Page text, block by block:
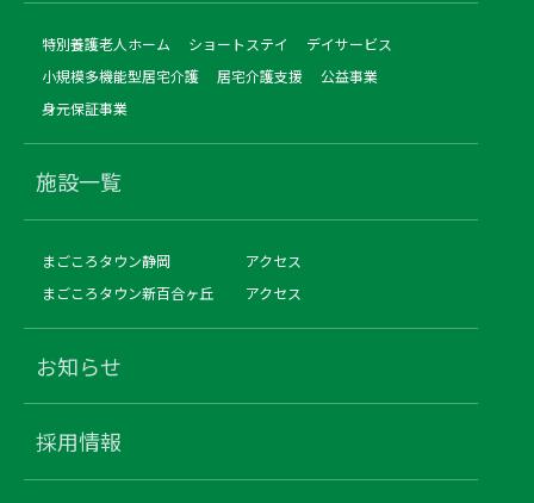
特別養護老人ホーム ショートステイ
デイサービス
小規模多機能型居宅介護
居宅介護支援
公益事業
身元保証事業
施設一覧
まごころタウン静岡
アクセス
まごころタウン新百合ヶ丘
アクセス
お知らせ
採用情報